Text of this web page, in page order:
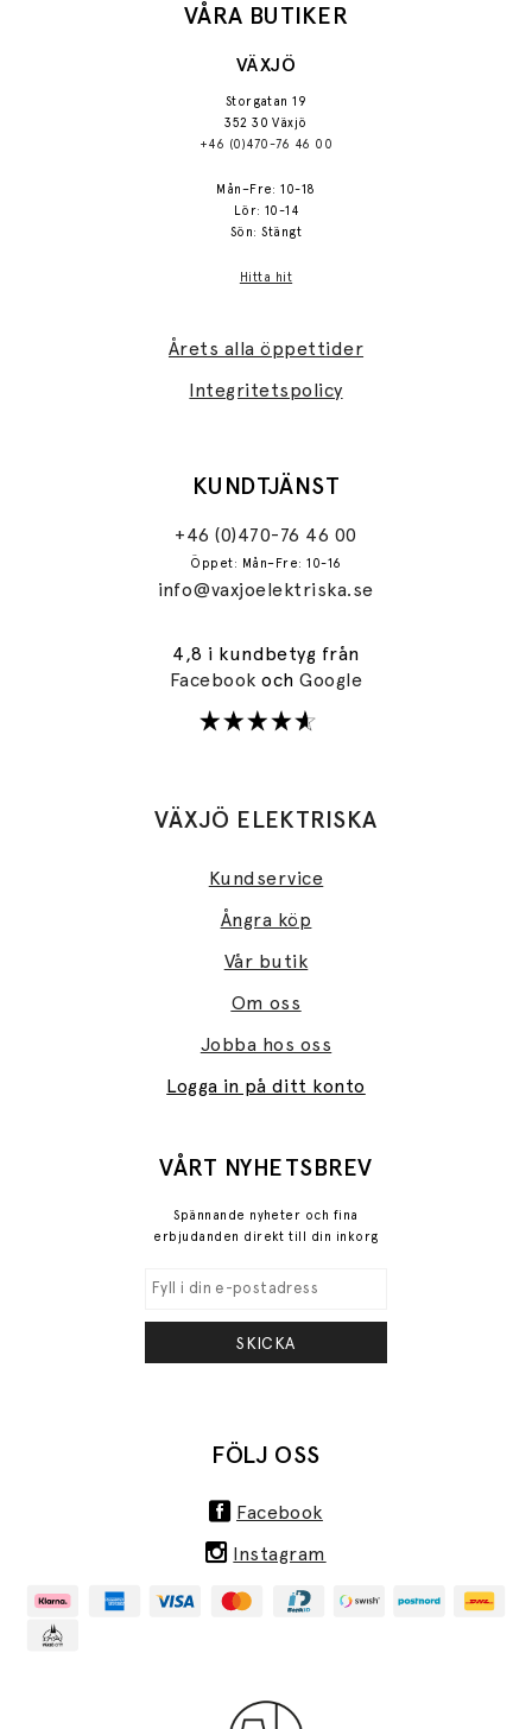
VÅRA BUTIKER
VÄXJÖ
Storgatan 19
352 30 Växjö
+46 (0)470-76 46 00
Mån–Fre: 10-18
Lör: 10-14
Sön: Stängt
Hitta hit
Årets alla öppettider
Integritetspolicy
KUNDTJÄNST
+46 (0)470-76 46 00
Öppet: Mån–Fre: 10-16
info@vaxjoelektriska.se
4,8 i kundbetyg från
FacebookochGoogle
VÄXJÖ ELEKTRISKA
Kundservice
Ångra köp
Vår butik
Om oss
Jobba hos oss
Logga in på ditt konto
VÅRT NYHETSBREV
Spännande nyheter och fina
erbjudanden direkt till din inkorg
SKICKA
FÖLJ OSS
Facebook
Instagram